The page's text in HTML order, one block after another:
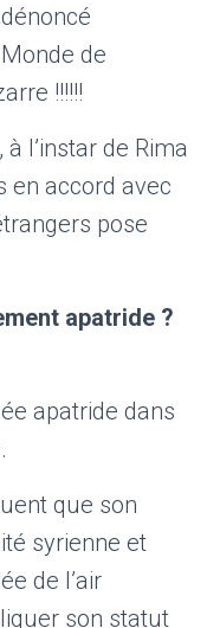
de
!!!!!!
l’instar de Rima
en accord avec
pose
apatride ?
apatride dans
que son
syrienne et
de l’air
son statut